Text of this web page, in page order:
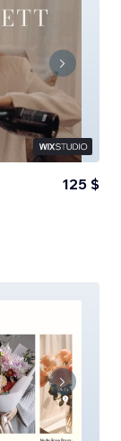
125 $